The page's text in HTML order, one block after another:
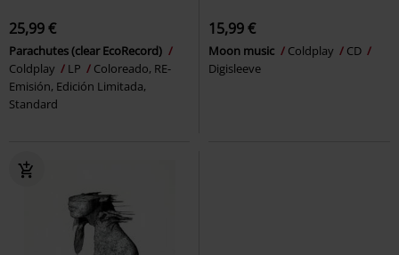
25,99 €
Parachutes (clear EcoRecord)
Coldplay
LP
Coloreado, RE-
Emisión, Edición Limitada,
Standard
15,99 €
Moon music Coldplay
CD
Digisleeve